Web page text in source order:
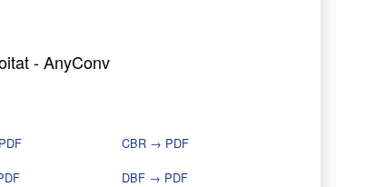
- AnyConv
CBR → PDF
DBF → PDF